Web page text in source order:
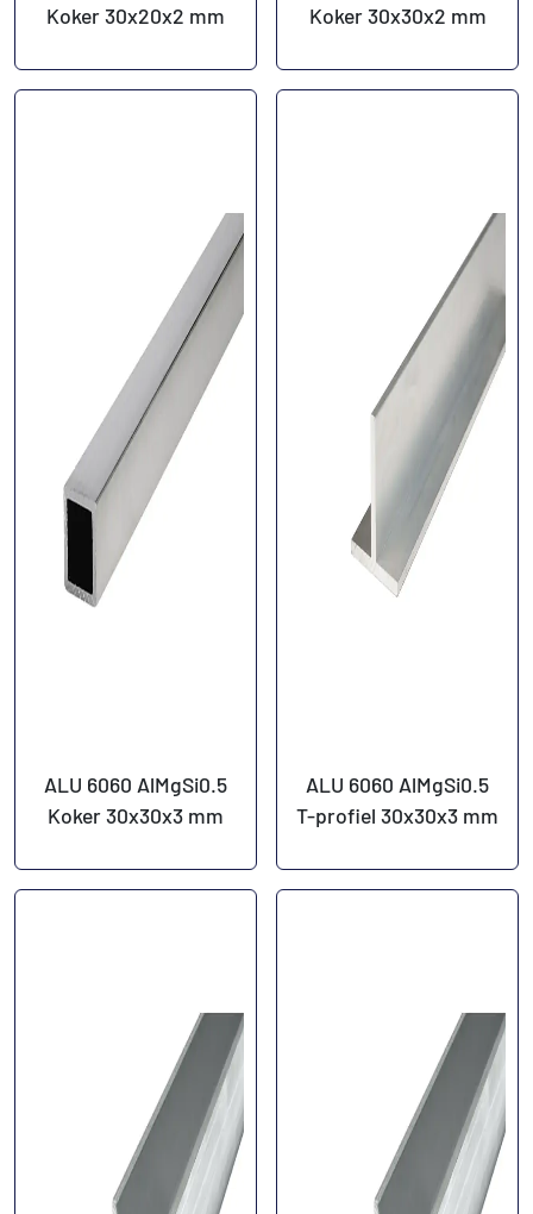
Koker 30x20x2 mm
Koker 30x30x2 mm
ALU 6060 AlMgSi0.5
Koker 30x30x3 mm
ALU 6060 AlMgSi0.5
T-profiel 30x30x3 mm